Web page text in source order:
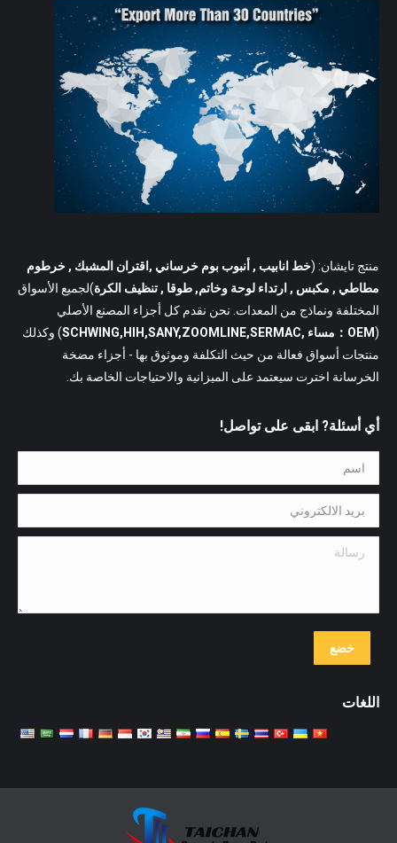
منتج تايشان: (خط انابيب , أنبوب بوم خرساني ,اقتران المشبك , خرطوم
مطاطي , مكبس , ارتداء لوحة وخاتم, طوقا , تنظيف الكرة)لجميع الأسواق
المختلفة ونماذج من المعدات. نحن نقدم كل أجزاء المصنع الأصلي
(OEM：مساء ,SCHWING,HIH,SANY,ZOOMLINE,SERMAC
) وكذلك
منتجات أسواق فعالة من حيث التكلفة وموثوق بها - أجزاء مضخة
الخرسانة اخترت سيعتمد على الميزانية والاحتياجات الخاصة بك.
أي أسئلة? ابقى على تواصل!
اسم *
بريد الالكتروني *
خضع
اللغات